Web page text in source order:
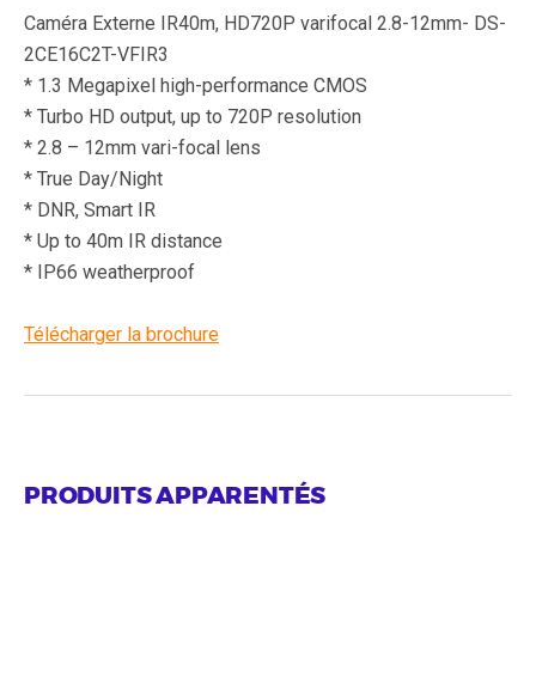
Caméra Externe IR40m, HD720P varifocal 2.8-12mm- DS-
2CE16C2T-VFIR3
* 1.3 Megapixel high-performance CMOS
* Turbo HD output, up to 720P resolution
* 2.8 – 12mm vari-focal lens
* True Day/Night
* DNR, Smart IR
* Up to 40m IR distance
* IP66 weatherproof
Télécharger la brochure
PRODUITS APPARENTÉS